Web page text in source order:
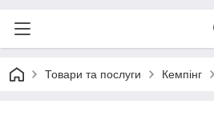
Товари та послуги Кемпінг